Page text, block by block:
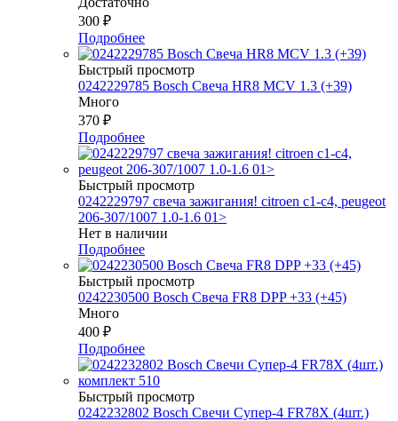
300 ₽
Подробнее
Быстрый просмотр
0242229785 Bosch Свеча HR8 MCV 1.3 (+39)
Много
370 ₽
Подробнее
Быстрый просмотр
0242229797 свеча зажигания! citroen c1-c4, peugeot
206-307/1007 1.0-1.6 01>
Нет в наличии
Подробнее
Быстрый просмотр
0242230500 Bosch Свеча FR8 DPP +33 (+45)
Много
400 ₽
Подробнее
Быстрый просмотр
0242232802 Bosch Свечи Супер-4 FR78Х (4шт.)